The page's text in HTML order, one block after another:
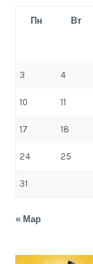
Пн Вт
3 4
10 11
17 18
24 25
31
« Мар